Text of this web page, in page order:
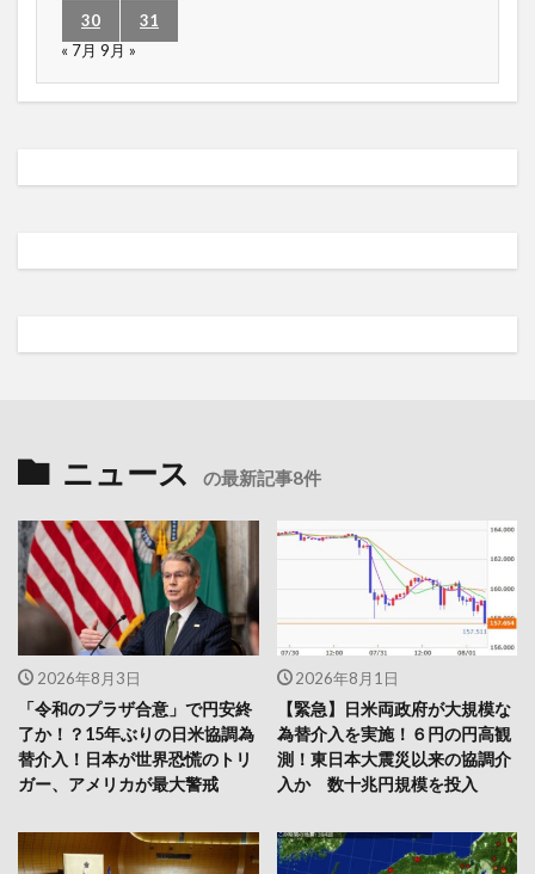
30
31
« 7月 9月 »
ニュース の最新記事8件
2026年8月3日
「令和のプラザ合意」で円安終
了か！？15年ぶりの日米協調為
替介入！日本が世界恐慌のトリ
ガー、アメリカが最大警戒
2026年8月1日
【緊急】日米両政府が大規模な
為替介入を実施！６円の円高観
測！東日本大震災以来の協調介
入か 数十兆円規模を投入